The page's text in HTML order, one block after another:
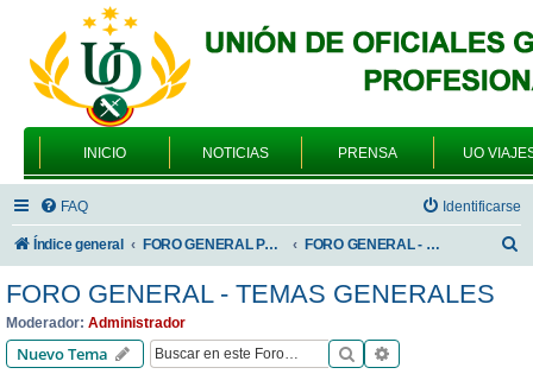
INICIO NOTICIAS PRENSA UO
FAQ Identificarse
Índice general FORO GENERAL PARA TODOS LOS USUARIOS FORO GENERAL - TEMAS GENERALES
FORO GENERAL - TEMAS GENERALES
Moderador: Administrador
Nuevo Tema Buscar